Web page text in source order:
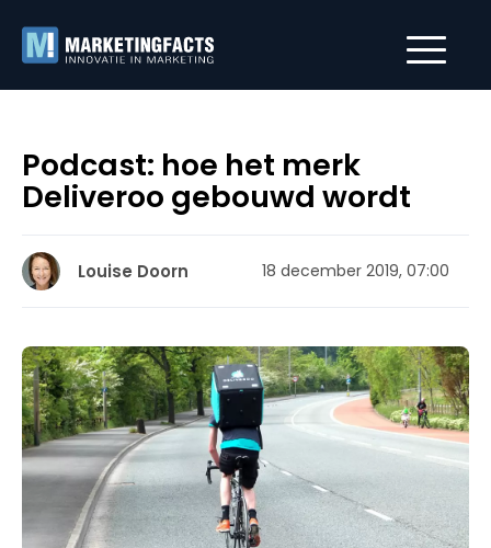
Podcast: hoe het merk
Deliveroo gebouwd wordt
Louise Doorn 18 december 2019, 07:00